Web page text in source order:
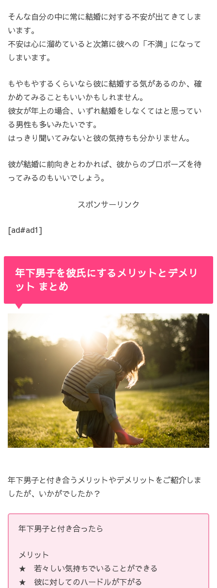
そんな自分の中に常に結婚に対する不安が出てきてしま
います。
不安は心に溜めていると次第に彼への「不満」になって
しまいます。
もやもやするくらいなら彼に結婚する気があるのか、確
かめてみることもいいかもしれません。
彼女が年上の場合、いずれ結婚をしなくてはと思ってい
る男性も多いみたいです。
はっきり聞いてみないと彼の気持ちも分かりません。
彼が結婚に前向きとわかれば、彼からのプロポーズを待
ってみるのもいいでしょう。
スポンサーリンク
[ad#ad1]
年下男子を彼氏にするメリットとデメリ
ット まとめ
年下男子と付き合うメリットやデメリットをご紹介しま
したが、いかがでしたか？
年下男子と付き合ったら
メリット
★ 若々しい気持ちでいることができる
★ 彼に対してのハードルが下がる